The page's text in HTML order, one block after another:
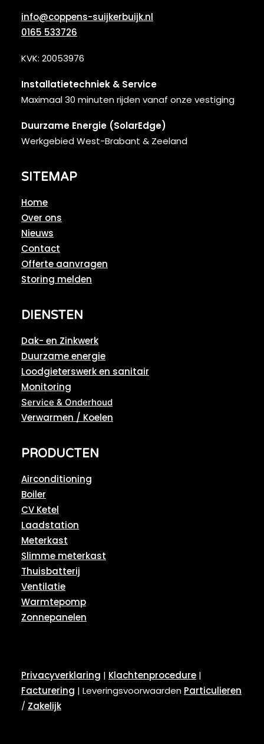
info@coppens-suijkerbuijk.nl
0165 533726
KVK: 20053976
Installatietechniek & Service
Maximaal 30 minuten rijden vanaf onze vestiging
Duurzame Energie (SolarEdge)
Werkgebied West-Brabant & Zeeland
SITEMAP
Home
Over ons
Nieuws
Contact
Offerte aanvragen
Storing melden
DIENSTEN
Dak- en Zinkwerk
Duurzame energie
Loodgieterswerk en sanitair
Monitoring
Service & Onderhoud
Verwarmen / Koelen
PRODUCTEN
Airconditioning
Boiler
CV Ketel
Laadstation
Meterkast
Slimme meterkast
Thuisbatterij
Ventilatie
Warmtepomp
Zonnepanelen
Privacyverklaring | Klachtenprocedure |
Facturering | Leveringsvoorwaarden Particulieren
/ Zakelijk